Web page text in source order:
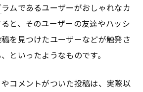
ラムであるユーザーがおしゃれなカ
と、そのユーザーの友達やハッシ
を見つけたユーザーなどが触発さ
といったようなものです。
コメントがついた投稿は、実際以